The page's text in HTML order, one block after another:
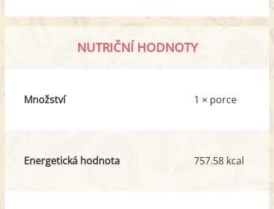
NUTRIČNÍ HODNOTY
Množství 1 × porce
Energetická hodnota 757.58 kcal